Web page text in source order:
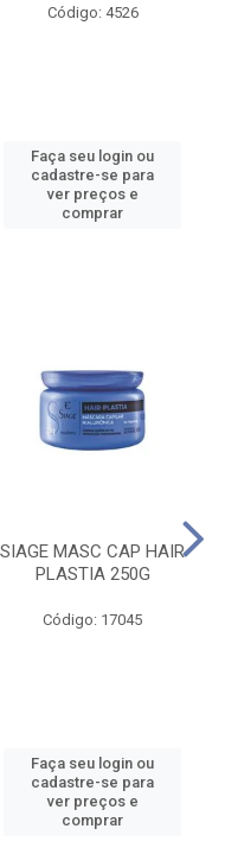
Código: 4526
Faça seu login ou
cadastre-se para
ver preços e
comprar
SIAGE MASC CAP HAIR
PLASTIA 250G
Código: 17045
Faça seu login ou
cadastre-se para
ver preços e
comprar